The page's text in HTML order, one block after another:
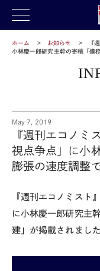
ホーム お知らせ
『
小林慶一郎研究主幹の寄稿「債
May 7, 2019
『週刊エコノミ
視点争点」に小
膨張の速度調整
『週刊エコノミスト
に小林慶一郎研究主
建」が掲載されました